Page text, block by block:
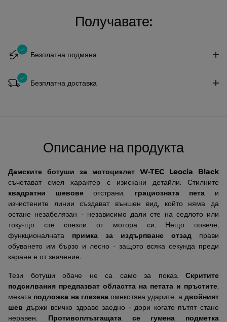
Получавате:
Безплатна подмяна
Безплатна доставка
Описание на продукта
Дамските ботуши за мотоциклет W-TEC Leocia Black
съчетават смел характер с изискани детайли. Стилните
квадратни шевовеотстрани, грациозната пета и
изчистените линии създават външен вид, който няма да
остане незабелязан - независимо дали сте на седлото или
току-що сте слезли от мотора си. Нещо повече,
функционалната примка за издърпване отзад прави
обуването им бързо и лесно - защото всяка секунда преди
каране е от значение.
Тези ботуши обаче не са само за показ. Скритите
подсилвания предпазват областта на петата и пръстите,
меката подложка на глезенаомекотява ударите, адвойният
шев държи всичко здраво заедно - дори когато пътят стане
неравен. Противоплъзгащата се гумена подметка